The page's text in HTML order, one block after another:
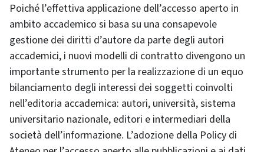
Poiché l’effettiva applicazione dell’accesso aperto in
ambito accademico si basa su una consapevole
gestione dei diritti d’autore da parte degli autori
accademici, i nuovi modelli di contratto divengono un
importante strumento per la realizzazione di un equo
bilanciamento degli interessi dei soggetti coinvolti
nell’editoria accademica: autori, università, sistema
universitario nazionale, editori e intermediari della
società dell’informazione. L’adozione della Policy di